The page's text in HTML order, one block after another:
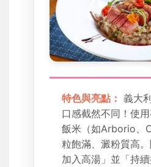
特色與亮點： 義大
口感截然不同！使
飯米（如Arborio、
粒飽滿、澱粉質高
加入高湯」並「持